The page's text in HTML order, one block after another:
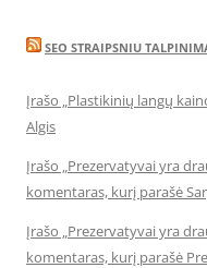
SEO STRAIPSNIU
Įrašo „Plastikinių langų
Algis
Įrašo „Prezervatyvai yra
komentaras, kurį parašė
Įrašo „Prezervatyvai yra
komentaras, kurį parašė